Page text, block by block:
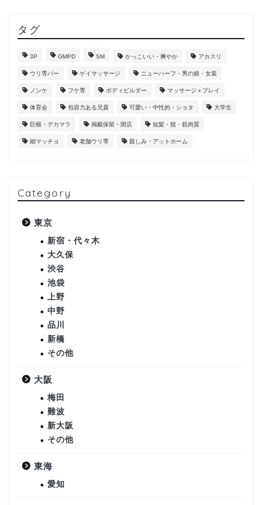
タグ
3P GMPD SM かっこいい・爽やか アカスリ
ウリ専バー ゲイマッサージ ニューハーフ・男の娘・女装
ノンケ フケ専 ボディビルダー マッサージ＋プレイ
体育会 包容力ある兄貴 可愛い・中性的・ショタ 大学生
巨根・デカマラ 掲載保留・閉店 短髪・髭・筋肉質
細マッチョ 老舗ウリ専 親しみ・アットホーム
Category
東京
新宿・代々木
大久保
渋谷
池袋
上野
中野
品川
新橋
その他
大阪
梅田
難波
新大阪
その他
東海
愛知